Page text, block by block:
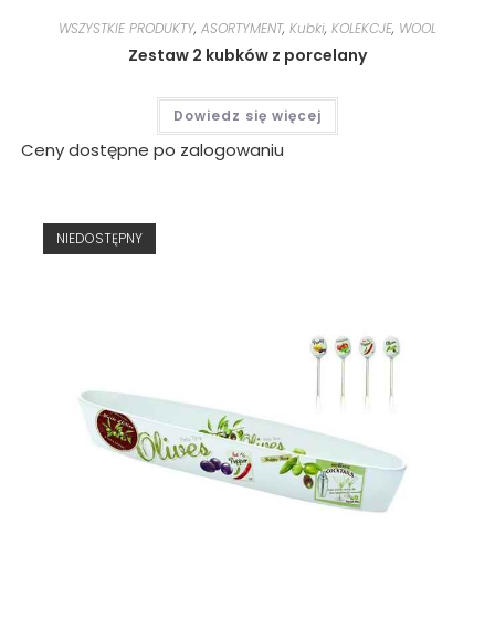
WSZYSTKIE PRODUKTY, ASORTYMENT, Kubki, KOLEKCJE, WOOL
Zestaw 2 kubków z porcelany
Dowiedz się więcej
Ceny dostępne po zalogowaniu
NIEDOSTĘPNY